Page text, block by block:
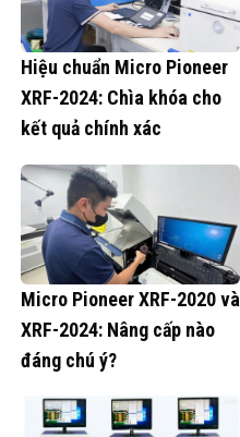
Hiệu chuẩn Micro Pioneer
XRF-2024: Chìa khóa cho
kết quả chính xác
Micro Pioneer XRF-2020 và
XRF-2024: Nâng cấp nào
đáng chú ý?